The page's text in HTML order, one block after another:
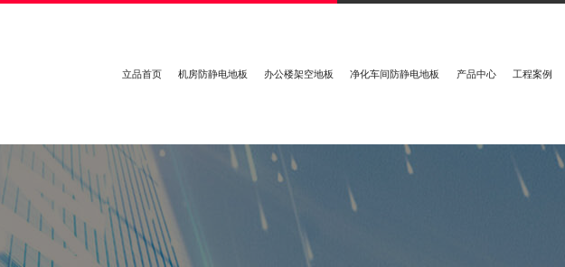
立品首页 机房防静电地板 办公楼架空地板 净化车间防静电地板 产品中心 工程案例